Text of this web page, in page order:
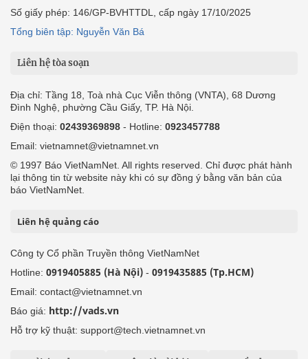
Số giấy phép: 146/GP-BVHTTDL, cấp ngày 17/10/2025
Tổng biên tập: Nguyễn Văn Bá
Liên hệ tòa soạn
Địa chỉ: Tầng 18, Toà nhà Cục Viễn thông (VNTA), 68 Dương
Đình Nghệ, phường Cầu Giấy, TP. Hà Nội.
Điện thoại: 02439369898 - Hotline: 0923457788
Email: vietnamnet@vietnamnet.vn
© 1997 Báo VietNamNet. All rights reserved. Chỉ được phát hành
lại thông tin từ website này khi có sự đồng ý bằng văn bản của
báo VietNamNet.
Liên hệ quảng cáo
Công ty Cổ phần Truyền thông VietNamNet
Hotline: 0919405885 (Hà Nội) - 0919435885 (Tp.HCM)
Email: contact@vietnamnet.vn
Báo giá: http://vads.vn
Hỗ trợ kỹ thuật: support@tech.vietnamnet.vn